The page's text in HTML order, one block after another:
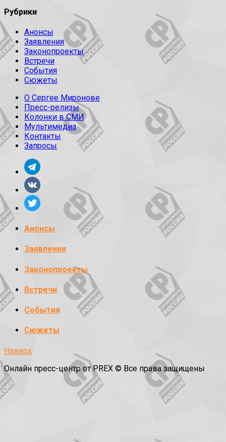
Рубрики
Анонсы
Заявления
Законопроекты
Встречи
События
Сюжеты
О Сергее Миронове
Пресс-релизы
Колонки в СМИ
Мультимедиа
Контакты
Запросы
Анонсы
Заявления
Законопроекты
Встречи
События
Сюжеты
Наверх
Онлайн пресс-центр от PREX © Все права защищены